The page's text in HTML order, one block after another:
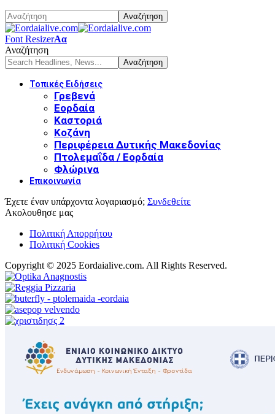
Font ResizerΑα
Αναζήτηση
Τοπικές Ειδήσεις
Γρεβενά
Εορδαία
Καστοριά
Κοζάνη
Περιφέρεια Δυτικής Μακεδονίας
Πτολεμαΐδα / Εορδαία
Φλώρινα
Επικοινωνία
Έχετε έναν υπάρχοντα λογαριασμό; Συνδεθείτε
Ακολουθησε μας
Πολιτική Απορρήτου
Πολιτική Cookies
Copyright © 2025 Eordaialive.com. All Rights Reserved.